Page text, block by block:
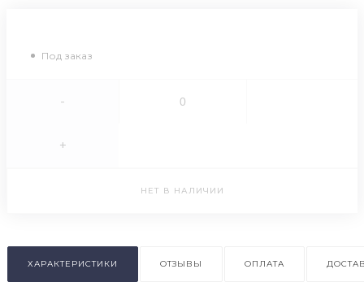
Под заказ
-
+
НЕТ В НАЛИЧИИ
ХАРАКТЕРИСТИКИ ОТЗЫВЫ ОПЛАТА